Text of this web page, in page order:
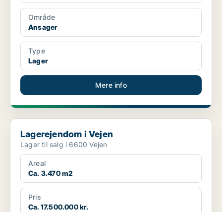
Område
Ansager
Type
Lager
Mere info
Lagerejendom i Vejen
Lagerejendom i Vejen
Lager til salg i 6600 Vejen
Areal
Ca. 3.470 m2
Pris
Ca. 17.500.000 kr.